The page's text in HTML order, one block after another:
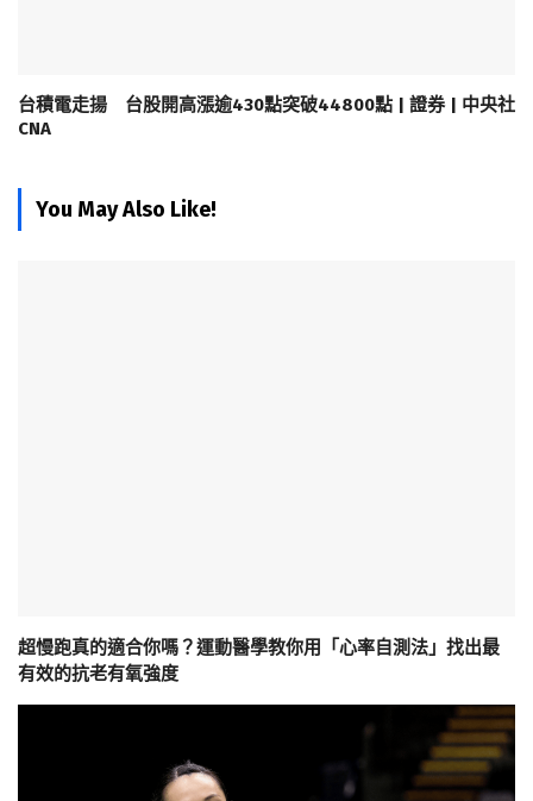
台積電走揚 台股開高漲逾430點突破44800點 | 證券 | 中央社
CNA
You May Also Like!
超慢跑真的適合你嗎？運動醫學教你用「心率自測法」找出最
有效的抗老有氧強度